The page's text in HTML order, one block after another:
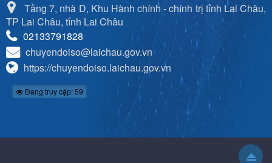
Tầng 7, nhà D, Khu Hành chính - chính trị tỉnh Lai Châu,
TP Lai Châu, tỉnh Lai Châu
02133791828
chuyendoiso@laichau.gov.vn
https://chuyendoiso.laichau.gov.vn
Đang truy cập: 59